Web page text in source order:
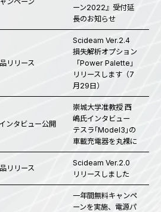
ーン2022』受付延
長のお知らせ
リリース
Scideam Ver.2.4
損失解析オプション
「Power Palette」
リリースします（7
月29日）
ンタビュー公開
崇城大学准教授 西
嶋氏インタビュー
テスラ｢Model3｣の
車載充電器を丸裸に
リリース
Scideam Ver.2.0
リリースしました
一年間無料キャンペ
ーンを実施、電源パ